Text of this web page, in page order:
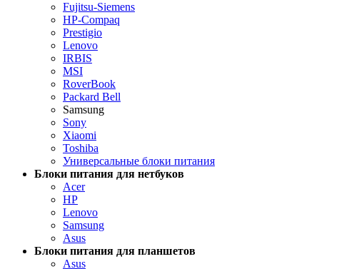
Fujitsu-Siemens
HP-Compaq
Prestigio
Lenovo
IRBIS
MSI
RoverBook
Packard Bell
Samsung
Sony
Xiaomi
Toshiba
Универсальные блоки питания
Блоки питания для нетбуков
Acer
HP
Lenovo
Samsung
Asus
Блоки питания для планшетов
Asus